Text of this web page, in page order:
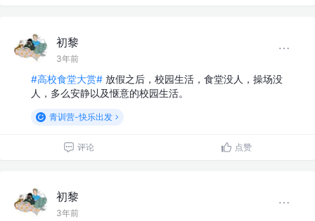
初黎
3年前
#高校食堂大赏# 放假之后，校园生活，食堂没人，操场没
人，多么安静以及惬意的校园生活。
青训营-快乐出发
评论 点赞
初黎
3年前